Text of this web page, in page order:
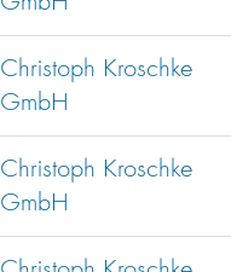
Christoph Kroschke
GmbH
Christoph Kroschke
GmbH